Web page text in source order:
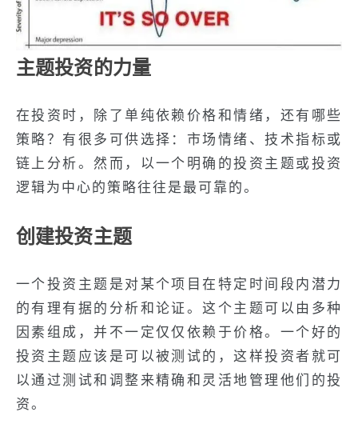
主题投资的力量
在投资时，除了单纯依赖价格和情绪，还有哪些
策略？有很多可供选择：市场情绪、技术指标或
链上分析。然而，以一个明确的投资主题或投资
逻辑为中心的策略往往是最可靠的。
创建投资主题
一个投资主题是对某个项目在特定时间段内潜力
的有理有据的分析和论证。这个主题可以由多种
因素组成，并不一定仅仅依赖于价格。一个好的
投资主题应该是可以被测试的，这样投资者就可
以通过测试和调整来精确和灵活地管理他们的投
资。